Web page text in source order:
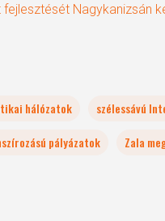
Nagykanizsán
hálózatok szélessávú
pályázatok Zala